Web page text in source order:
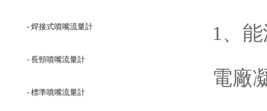
- 焊接式噴嘴流量計
- 長頸噴嘴流量計
- 標準噴嘴流量計
1、能
電廠凝